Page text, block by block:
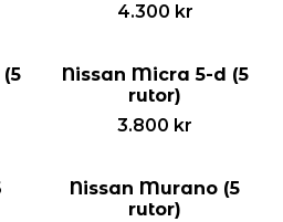
4.300 kr
Nissan Micra 5-d (5
rutor)
3.800 kr
Nissan Murano (5
rutor)